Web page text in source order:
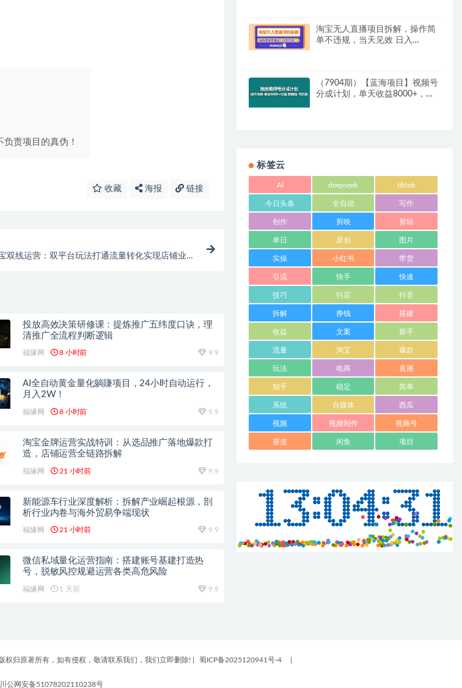
负责项目的真伪！
收藏 海报 链接
双线运营：双平台玩法打通流量转化实现店铺业绩
投放高效决策研修课：提炼推广五纬度口诀，理
清推广全流程判断逻辑
福缘网 8 小时前 9.9
AI全自动黄金量化躺賺项目，24小时自动运行，
月入2W！
福缘网 8 小时前 9.9
淘宝金牌运营实战特训：从选品推广落地爆款打
造，店铺运营全链路拆解
福缘网 21 小时前 9.9
新能源车行业深度解析：拆解产业崛起根源，剖
析行业内卷与海外贸易争端现状
福缘网 21 小时前 9.9
微信私域量化运营指南：搭建账号基建打造热
号，脱敏风控规避运营各类高危风险
福缘网 1 天前 9.9
淘宝无人直播项目拆解，操作简
单不违规，当天见效 日入
（7904期）【蓝海项目】视频号
分成计划，单天收益8000+，附
标签云
AI deepseek tiktok
今日头条 全自动 写作
创作 剪映 剪辑
单日 原创 图片
实操 小红书 带货
引流 快手 快速
技巧 抖店 抖音
拆解 挣钱 搭建
收益 文案 新手
流量 淘宝 爆款
玩法 电商 直播
知乎 稳定 简单
系统 自媒体 西瓜
视频 视频制作 视频号
赛道 闲鱼 项目
权归原著所有，如有侵权，敬请联系我们，我们立即删除! 蜀ICP备2025120941号-4
川公网安备51078202110238号